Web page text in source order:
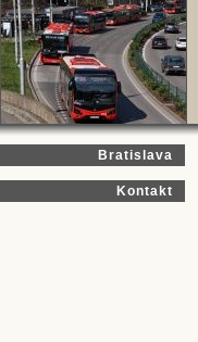
Bratislava
Kontakt